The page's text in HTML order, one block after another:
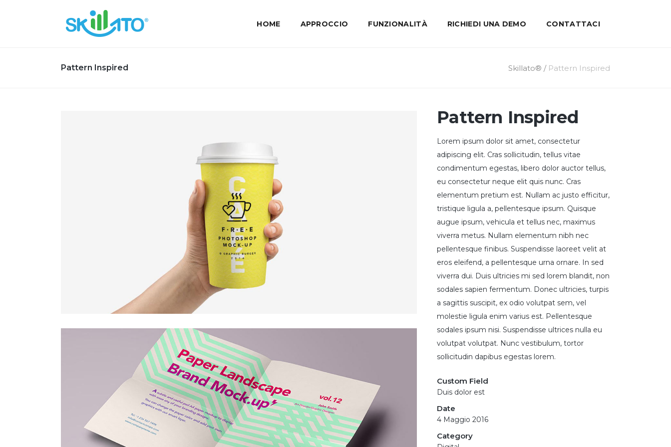
HOME APPROCCIO FUNZIONALITÀ RICHIEDI UNA DEMO CONTATTACI
Pattern Inspired Skillato® / Pattern Inspired
Pattern Inspired
Lorem ipsum dolor sit amet, consectetur
adipiscing elit. Cras sollicitudin, tellus vitae
condimentum egestas, libero dolor auctor tellus,
eu consectetur neque elit quis nunc. Cras
elementum pretium est. Nullam ac justo efficitur,
tristique ligula a, pellentesque ipsum. Quisque
augue ipsum, vehicula et tellus nec, maximus
viverra metus. Nullam elementum nibh nec
pellentesque finibus. Suspendisse laoreet velit at
eros eleifend, a pellentesque urna ornare. In sed
viverra dui. Duis ultricies mi sed lorem blandit, non
sodales sapien fermentum. Donec ultricies, turpis
a sagittis suscipit, ex odio volutpat sem, vel
molestie ligula enim varius est. Pellentesque
sodales ipsum nisi. Suspendisse ultrices nulla eu
volutpat volutpat. Nunc vestibulum, tortor
sollicitudin dapibus egestas lorem.
Custom Field
Duis dolor est
Date
4 Maggio 2016
Category